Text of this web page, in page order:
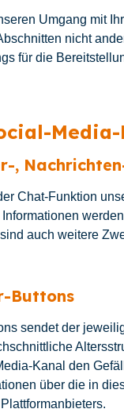
Umgang mit
nicht
für die
Media-
,
Chat-Funktion
auch weitere
Buttons
sendet der
Kanal den
über die in